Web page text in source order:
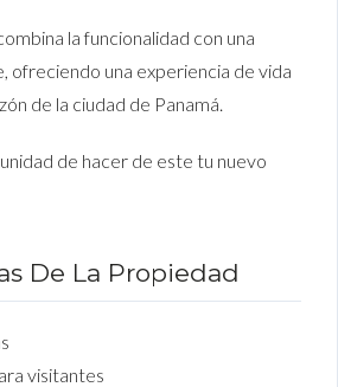
la funcionalidad con una
ofreciendo una experiencia de vida
de la ciudad de Panamá.
de hacer de este tu nuevo
De La Propiedad
visitantes